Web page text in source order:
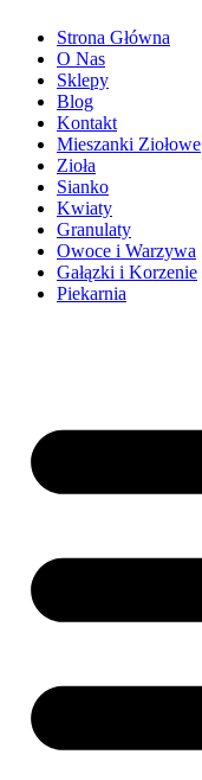
Strona Główna
O Nas
Sklepy
Blog
Kontakt
Mieszanki Ziołowe
Zioła
Sianko
Kwiaty
Granulaty
Owoce i Warzywa
Gałązki i Korzenie
Piekarnia